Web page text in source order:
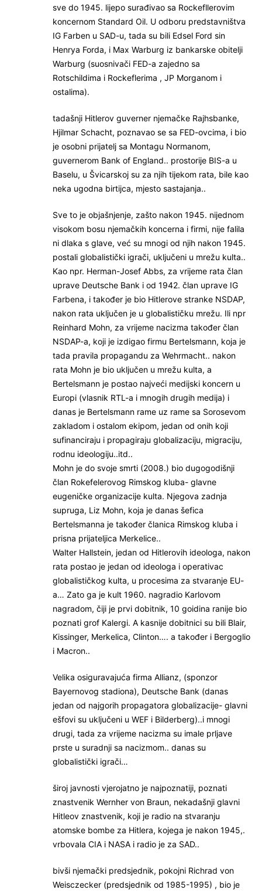
sve do 1945. lijepo surađivao sa Rockefllerovim
koncernom Standard Oil. U odboru predstavništva
IG Farben u SAD-u, tada su bili Edsel Ford sin
Henrya Forda, i Max Warburg iz bankarske obitelji
Warburg (suosnivači FED-a zajedno sa
Rotschildima i Rockeflerima , JP Morganom i
ostalima).
tadašnji Hitlerov guverner njemačke Rajhsbanke,
Hjilmar Schacht, poznavao se sa FED-ovcima, i bio
je osobni prijatelj sa Montagu Normanom,
guvernerom Bank of England.. prostorije BIS-a u
Baselu, u Švicarskoj su za njih tijekom rata, bile kao
neka ugodna birtijca, mjesto sastajanja..
Sve to je objašnjenje, zašto nakon 1945. nijednom
visokom bosu njemačkih koncerna i firmi, nije falila
ni dlaka s glave, već su mnogi od njih nakon 1945.
postali globalistički igrači, uključeni u mrežu kulta..
Kao npr. Herman-Josef Abbs, za vrijeme rata član
uprave Deutsche Bank i od 1942. član uprave IG
Farbena, i također je bio Hitlerove stranke NSDAP,
nakon rata uključen je u globalističku mrežu. Ili npr
Reinhard Mohn, za vrijeme nacizma također član
NSDAP-a, koji je izdigao firmu Bertelsmann, koja je
tada pravila propagandu za Wehrmacht.. nakon
rata Mohn je bio uključen u mrežu kulta, a
Bertelsmann je postao najveći medijski koncern u
Europi (vlasnik RTL-a i mnogih drugih medija) i
danas je Bertelsmann rame uz rame sa Sorosevom
zakladom i ostalom ekipom, jedan od onih koji
sufinanciraju i propagiraju globalizaciju, migraciju,
rodnu ideologiju..itd..
Mohn je do svoje smrti (2008.) bio dugogodišnji
član Rokefelerovog Rimskog kluba- glavne
eugeničke organizacije kulta. Njegova zadnja
supruga, Liz Mohn, koja je danas šefica
Bertelsmanna je također članica Rimskog kluba i
prisna prijateljica Merkelice..
Walter Hallstein, jedan od Hitlerovih ideologa, nakon
rata postao je jedan od ideologa i operativac
globalističkog kulta, u procesima za stvaranje EU-
a… Zato ga je kult 1960. nagradio Karlovom
nagradom, čiji je prvi dobitnik, 10 goidina ranije bio
poznati grof Kalergi. A kasnije dobitnici su bili Blair,
Kissinger, Merkelica, Clinton…. a također i Bergoglio
i Macron..
Velika osiguravajuća firma Allianz, (sponzor
Bayernovog stadiona), Deutsche Bank (danas
jedan od najgorih propagatora globalizacije- glavni
ešfovi su uključeni u WEF i Bilderberg)..i mnogi
drugi, tada za vrijeme nacizma su imale prljave
prste u suradnji sa nacizmom.. danas su
globalistički igrači…
široj javnosti vjerojatno je najpoznatiji, poznati
znastvenik Wernher von Braun, nekadašnji glavni
Hitleov znastvenik, koji je radio na stvaranju
atomske bombe za Hitlera, kojega je nakon 1945,.
vrbovala CIA i NASA i radio je za SAD..
bivši njemački predsjednik, pokojni Richrad von
Weisczecker (predsjednik od 1985-1995) , bio je